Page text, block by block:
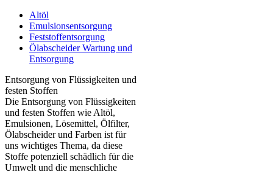
Altöl
Emulsionsentsorgung
Feststoffentsorgung
Ölabscheider Wartung und
Entsorgung
Entsorgung von Flüssigkeiten und
festen Stoffen
Die Entsorgung von Flüssigkeiten
und festen Stoffen wie Altöl,
Emulsionen, Lösemittel, Ölfilter,
Ölabscheider und Farben ist für
uns wichtiges Thema, da diese
Stoffe potenziell schädlich für die
Umwelt und die menschliche